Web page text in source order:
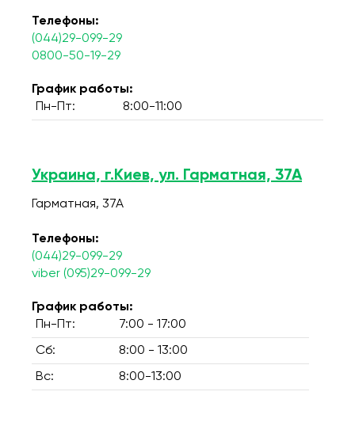
Телефоны:
(044)29-099-29
0800-50-19-29
График работы:
Пн-Пт:
8:00-11:00
Украина, г.Киев, ул. Гарматная, 37А
Гарматная, 37А
Телефоны:
(044)29-099-29
viber (095)29-099-29
График работы:
Пн-Пт:
7:00 - 17:00
Сб: 8:00 - 13:00
Вс: 8:00-13:00